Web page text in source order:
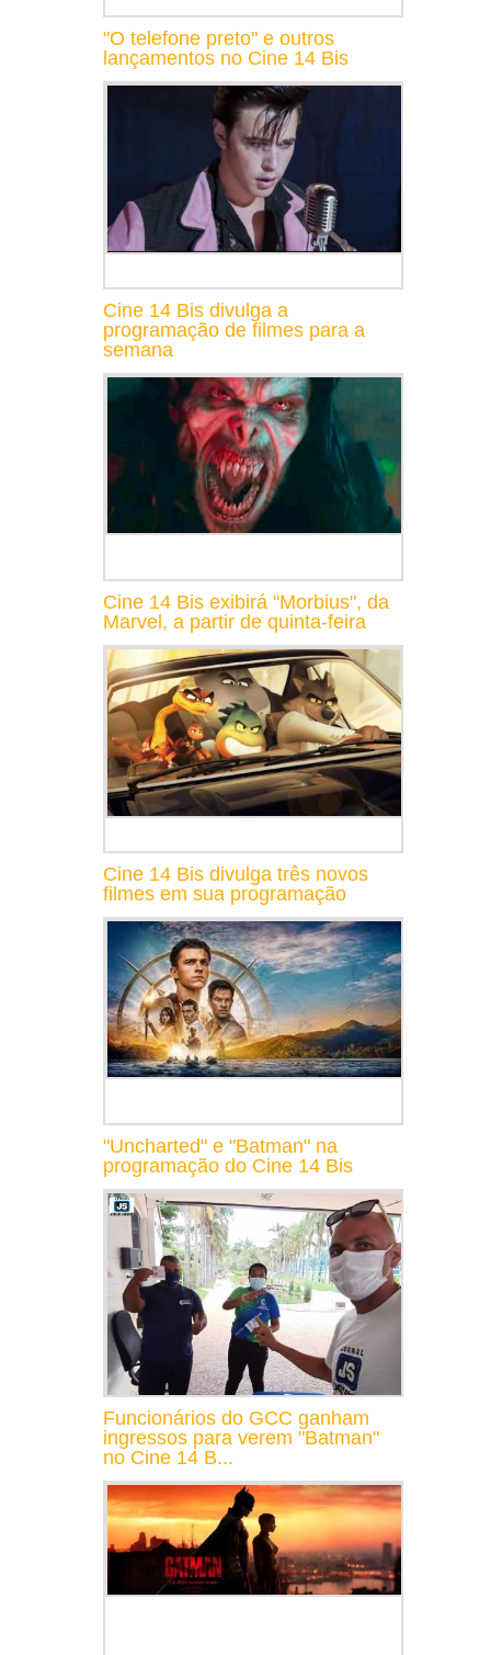
"O telefone preto" e outros
lançamentos no Cine 14 Bis
Cine 14 Bis divulga a
programação de filmes para a
semana
Cine 14 Bis exibirá "Morbius", da
Marvel, a partir de quinta-feira
Cine 14 Bis divulga três novos
filmes em sua programação
"Uncharted" e "Batman" na
programação do Cine 14 Bis
Funcionários do GCC ganham
ingressos para verem "Batman"
no Cine 14 B...